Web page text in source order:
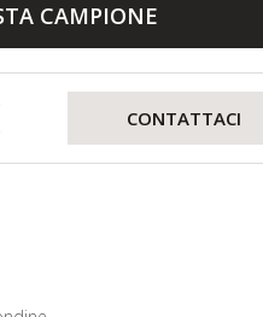
CAMPIONE
CONTATTACI